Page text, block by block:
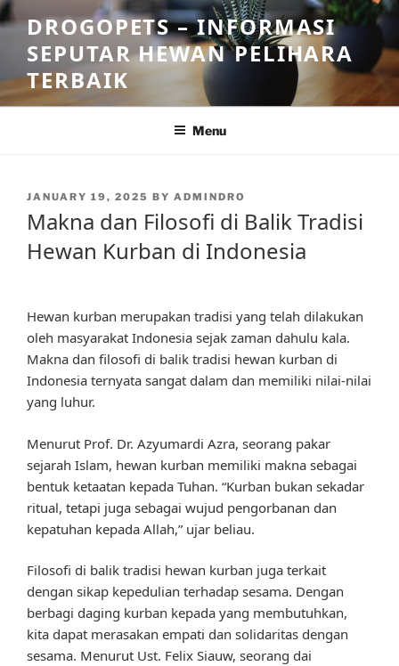
Skip
to
content
DROGOPETS – INFORMASI
SEPUTAR HEWAN PELIHARA
TERBAIK
Menu
POSTED
JANUARY 19, 2025 BY ADMINDRO
Makna dan Filosofi di Balik Tradisi
Hewan Kurban di Indonesia
Hewan kurban merupakan tradisi yang telah dilakukan
oleh masyarakat Indonesia sejak zaman dahulu kala.
Makna dan filosofi di balik tradisi hewan kurban di
Indonesia ternyata sangat dalam dan memiliki nilai-nilai
yang luhur.
Menurut Prof. Dr. Azyumardi Azra, seorang pakar
sejarah Islam, hewan kurban memiliki makna sebagai
bentuk ketaatan kepada Tuhan. “Kurban bukan sekadar
ritual, tetapi juga sebagai wujud pengorbanan dan
kepatuhan kepada Allah,” ujar beliau.
Filosofi di balik tradisi hewan kurban juga terkait
dengan sikap kepedulian terhadap sesama. Dengan
berbagi daging kurban kepada yang membutuhkan,
kita dapat merasakan empati dan solidaritas dengan
sesama. Menurut Ust. Felix Siauw, seorang dai